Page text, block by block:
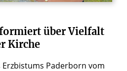
über Vielfalt
Kirche
Paderborn vom